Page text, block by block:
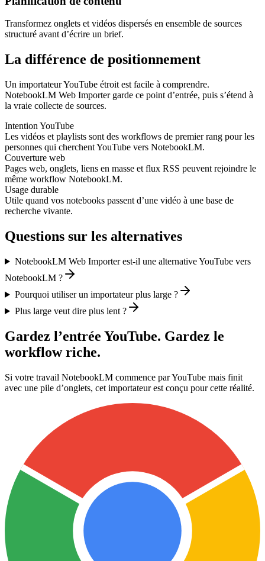
Transformez onglets et vidéos dispersés en ensemble de sources
structuré avant d’écrire un brief.
La différence de positionnement
Un importateur YouTube étroit est facile à comprendre.
NotebookLM Web Importer garde ce point d’entrée, puis s’étend à
la vraie collecte de sources.
Intention YouTube
Les vidéos et playlists sont des workflows de premier rang pour les
personnes qui cherchent YouTube vers NotebookLM.
Couverture web
Pages web, onglets, liens en masse et flux RSS peuvent rejoindre le
même workflow NotebookLM.
Usage durable
Utile quand vos notebooks passent d’une vidéo à une base de
recherche vivante.
Questions sur les alternatives
NotebookLM Web Importer est-il une alternative YouTube vers
NotebookLM ?
Pourquoi utiliser un importateur plus large ?
Plus large veut dire plus lent ?
Gardez l’entrée YouTube. Gardez le
workflow riche.
Si votre travail NotebookLM commence par YouTube mais finit
avec une pile d’onglets, cet importateur est conçu pour cette réalité.